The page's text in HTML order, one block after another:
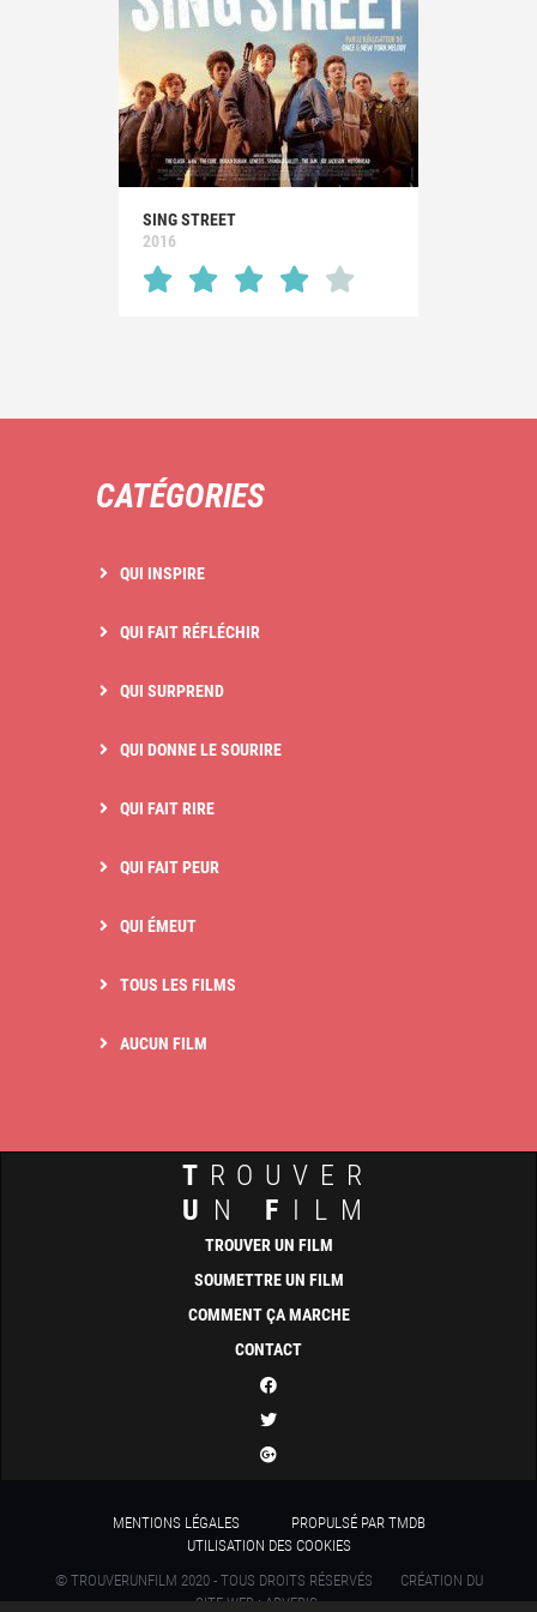
SING STREET
2016
CATÉGORIES
QUI INSPIRE
QUI FAIT RÉFLÉCHIR
QUI SURPREND
QUI DONNE LE SOURIRE
QUI FAIT RIRE
QUI FAIT PEUR
QUI ÉMEUT
TOUS LES FILMS
AUCUN FILM
T ROUVER
U N F ILM
TROUVER UN FILM
SOUMETTRE UN FILM
COMMENT ÇA MARCHE
CONTACT
MENTIONS LÉGALES
PROPULSÉ PAR TMDB
UTILISATION DES COOKIES
© TROUVERUNFILM 2020 - TOUS DROITS RÉSERVÉS
CRÉATION DU
SITE WEB : ADVERIS